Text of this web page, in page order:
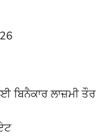
ਬਿਨੈਕਾਰ ਲਾਜ਼ਮੀ ਤੌਰ